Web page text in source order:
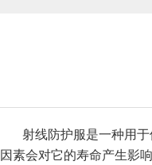
射线防护服是一种用
因素会对它的寿命产生影